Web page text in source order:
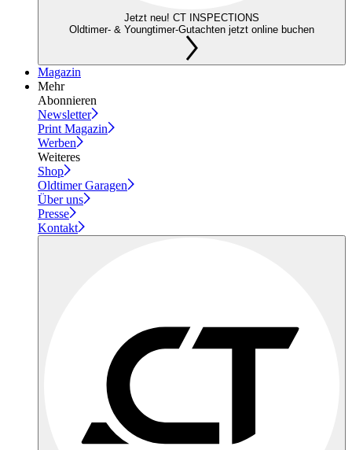
Jetzt neu! CT INSPECTIONS
Oldtimer- & Youngtimer-Gutachten jetzt online buchen
Magazin
Mehr
Abonnieren
Newsletter
Print Magazin
Werben
Weiteres
Shop
Oldtimer Garagen
Über uns
Presse
Kontakt